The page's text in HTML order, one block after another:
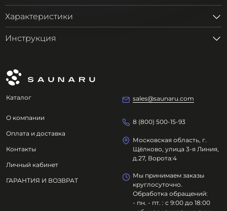
Характеристики
Инструкция
Каталог
О компании
Оплата и доставка
Контакты
Личный кабинет
ГАРАНТИЯ И ВОЗВРАТ
sales@saunaru.com
8 (800) 500-15-93
Московская область, г.
Щёлково, улица 3-я Линия,
д.27, Ворота:4
Мы принимаем заказы
круглосуточно.
Обработка обращений:
- пн. - пт. : с 9:00 до 18:00